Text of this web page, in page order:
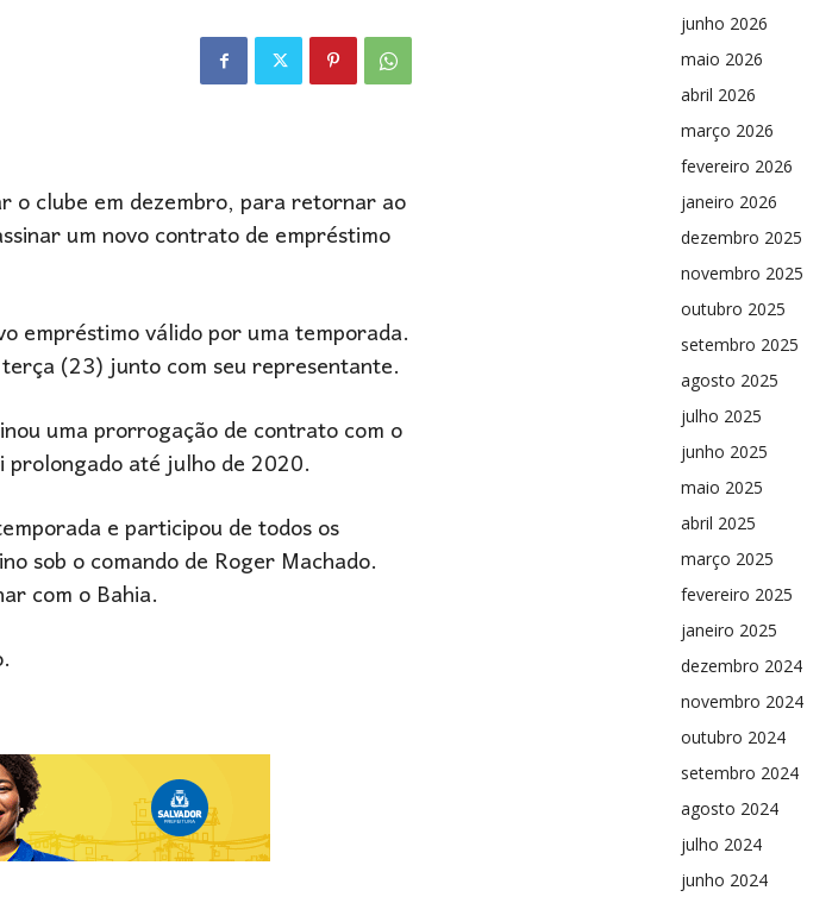
o clube em dezembro, para retornar ao
um novo contrato de empréstimo
empréstimo válido por uma temporada.
(23) junto com seu representante.
uma prorrogação de contrato com o
até julho de 2020.
e participou de todos os
sob o comando de Roger Machado.
com o Bahia.
junho 2026
maio 2026
abril 2026
março 2026
fevereiro 2026
janeiro 2026
dezembro 2025
novembro 2025
outubro 2025
setembro 2025
agosto 2025
julho 2025
junho 2025
maio 2025
abril 2025
março 2025
fevereiro 2025
janeiro 2025
dezembro 2024
novembro 2024
outubro 2024
setembro 2024
agosto 2024
julho 2024
junho 2024